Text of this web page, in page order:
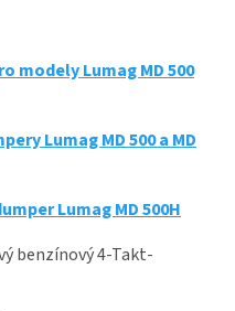
modely Lumag MD 500
Lumag MD 500 a MD
Lumag MD 500H
benzínový 4-Takt-